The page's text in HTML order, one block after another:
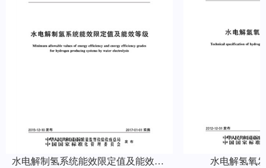
水电解制氢系统能效限定值及能效等级 水电解氢氧